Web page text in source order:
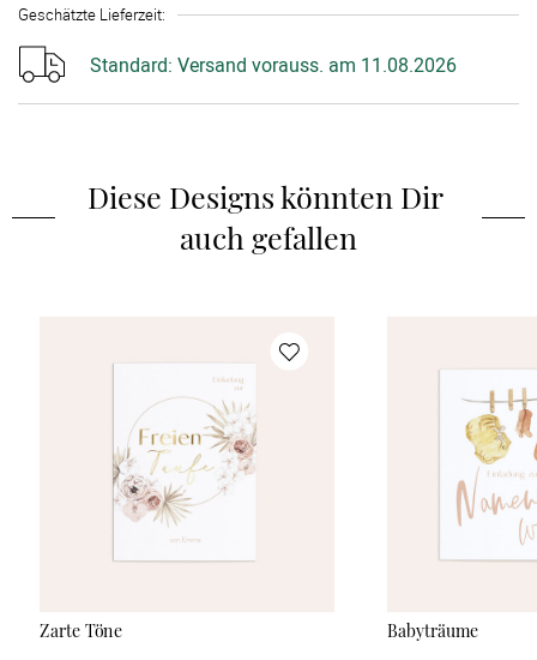
Geschätzte Lieferzeit:
Standard: Versand vorauss. am 11.08.2026
Diese Designs könnten Dir
auch gefallen
Zarte Töne Babyträume